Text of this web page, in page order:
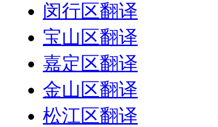
闵行区翻译
宝山区翻译
嘉定区翻译
金山区翻译
松江区翻译